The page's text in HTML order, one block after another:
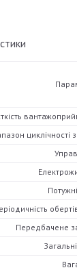
циклічності
Передбачене